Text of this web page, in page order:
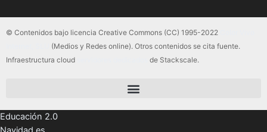
© Contenidos bajo licencia Creative Commons (CC) 1995-2022
(Medios y Redes online). Otros contenidos se cita fuente.
Infraestructura cloud
de Stackscale.
Educación 2.0